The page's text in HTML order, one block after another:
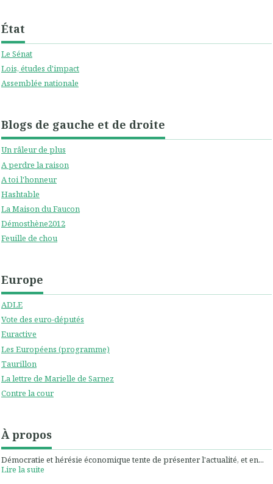
État
Le Sénat
Lois, études d'impact
Assemblée nationale
Blogs de gauche et de droite
Un râleur de plus
A perdre la raison
A toi l'honneur
Hashtable
La Maison du Faucon
Démosthène2012
Feuille de chou
Europe
ADLE
Vote des euro-députés
Euractive
Les Européens (programme)
Taurillon
La lettre de Marielle de Sarnez
Contre la cour
À propos
Démocratie et hérésie économique tente de présenter l'actualité, et en...
Lire la suite